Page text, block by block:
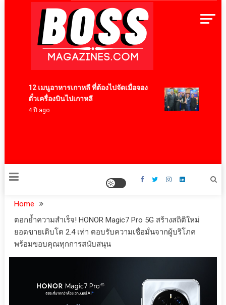
BossMagazinesThailand
12 เมนูอาหารเกาหลี ที่ต้องไปจัดเมื่อจอง
ตั๋วเครื่องบินไปเกาหลี
4 ปี ago
Home
ตอกย้ำความสำเร็จ! HONOR Magic7 Pro 5G สร้างสถิติใหม่
ยอดขายเติบโต 2.4 เท่า ตอบรับความเชื่อมั่นจากผู้บริโภค
พร้อมขอบคุณทุกการสนับสนุน